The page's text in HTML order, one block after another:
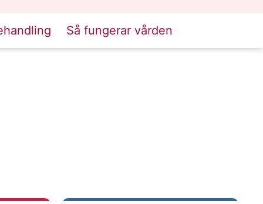
Så fungerar vården